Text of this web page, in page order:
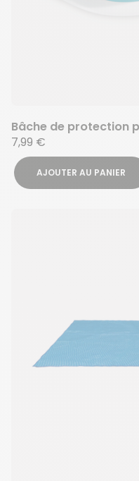
Bâche de protection
7,99 €
AJOUTER AU PANIER